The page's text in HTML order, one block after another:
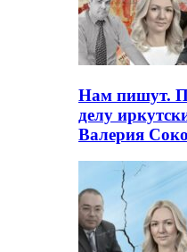
Нам пишут.
делу
Валерия